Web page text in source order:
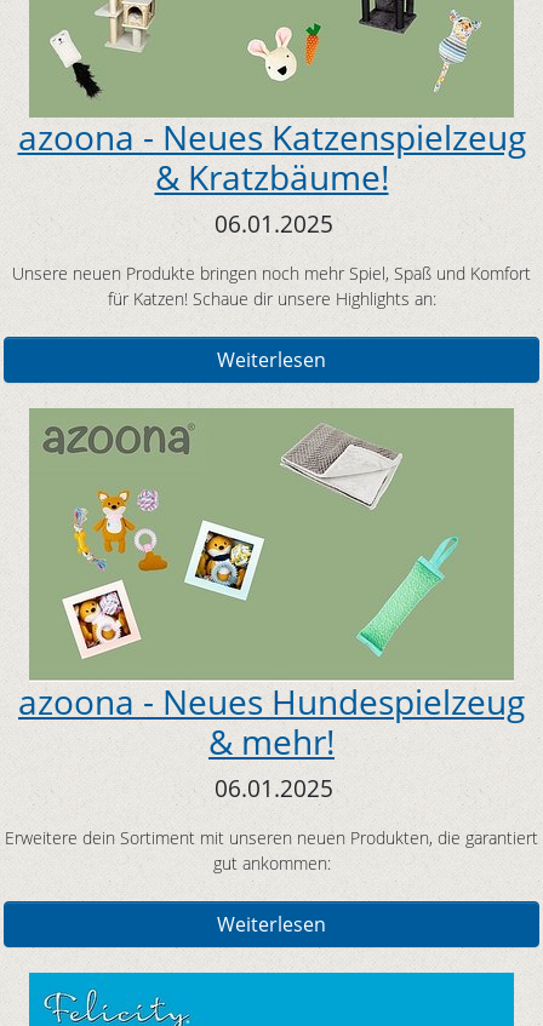
azoona - Neues Katzenspielzeug
& Kratzbäume!
06.01.2025
Unsere neuen Produkte bringen noch mehr Spiel, Spaß und Komfort
für Katzen! Schaue dir unsere Highlights an:
Weiterlesen
azoona - Neues Hundespielzeug
& mehr!
06.01.2025
Erweitere dein Sortiment mit unseren neuen Produkten, die garantiert
gut ankommen:
Weiterlesen